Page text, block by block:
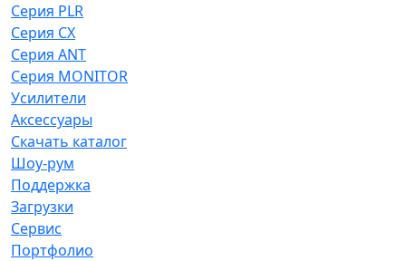
Серия PLR
Серия CX
Серия ANT
Серия MONITOR
Усилители
Аксессуары
Скачать каталог
Шоу-рум
Поддержка
Загрузки
Сервис
Портфолио